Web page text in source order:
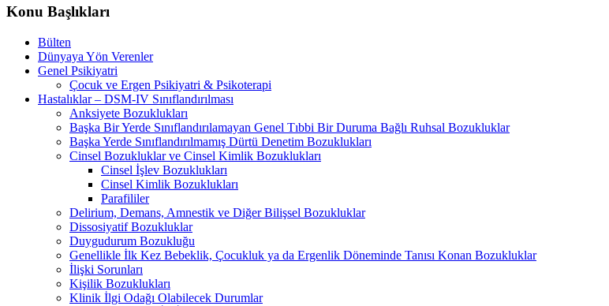
Konu Başlıkları
Bülten
Dünyaya Yön Verenler
Genel Psikiyatri
Çocuk ve Ergen Psikiyatri & Psikoterapi
Hastalıklar – DSM-IV Sınıflandırılması
Anksiyete Bozuklukları
Başka Bir Yerde Sınıflandırılamayan Genel Tıbbi Bir Duruma Bağlı Ruhsal Bozukluklar
Başka Yerde Sınıflandırılmamış Dürtü Denetim Bozuklukları
Cinsel Bozukluklar ve Cinsel Kimlik Bozuklukları
Cinsel İşlev Bozuklukları
Cinsel Kimlik Bozuklukları
Parafililer
Delirium, Demans, Amnestik ve Diğer Bilişsel Bozukluklar
Dissosiyatif Bozukluklar
Duygudurum Bozukluğu
Genellikle İlk Kez Bebeklik, Çocukluk ya da Ergenlik Döneminde Tanısı Konan Bozukluklar
İlişki Sorunları
Kişilik Bozuklukları
Klinik İlgi Odağı Olabilecek Durumlar